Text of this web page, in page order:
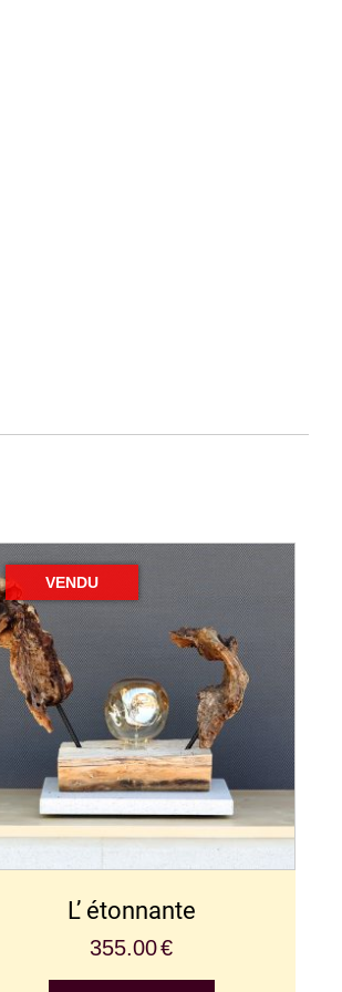
L’ étonnante
€
355.00